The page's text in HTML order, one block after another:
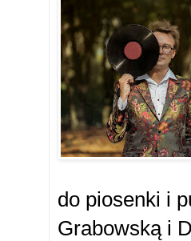
do piosenki i
Grabowską i